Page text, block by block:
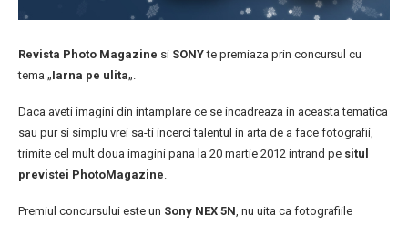
Revista Photo Magazine si SONYte premiaza prin concursul cu
tema „Iarna pe ulita„.
Daca aveti imagini din intamplare ce se incadreaza in aceasta tematica
sau pur si simplu vrei sa-ti incerci talentul in arta de a face fotografii,
trimite cel mult doua imagini pana la 20 martie 2012 intrand pe situl
previstei PhotoMagazine
Premiul concursului este un Sony NEX 5N , nu uita ca fotografiile